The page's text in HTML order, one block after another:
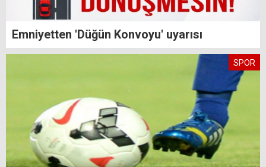
Emniyetten 'Düğün Konvoyu' uyarısı
SPOR